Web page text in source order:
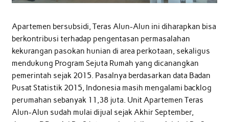
Apartemen bersubsidi, Teras Alun-Alun ini diharapkan bisa
berkontribusi terhadap pengentasan permasalahan
kekurangan pasokan hunian di area perkotaan, sekaligus
mendukung Program Sejuta Rumah yang dicanangkan
pemerintah sejak 2015. Pasalnya berdasarkan data Badan
Pusat Statistik 2015, Indonesia masih mengalami backlog
perumahan sebanyak 11,38 juta. Unit Apartemen Teras
Alun-Alun sudah mulai dijual sejak Akhir September,